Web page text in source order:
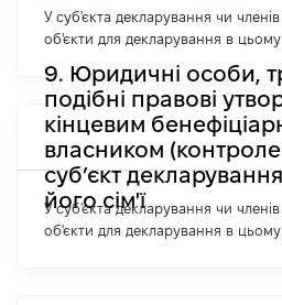
У суб'єкта декларування чи членів
об'єкти для декларування в цьому
9. Юридичні особи,
подібні правові
кінцевим
власником
суб’єкт
його сім'ї
У суб'єкта декларування чи членів
об'єкти для декларування в цьому